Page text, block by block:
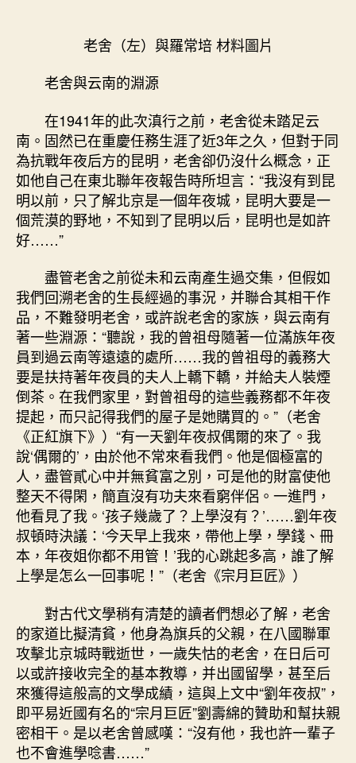
作
家
網〉
中
老舍（左）與羅常培 材料圖片
老舍與云南的淵源
在1941年的此次滇行之前，老舍從未踏足云
南。固然已在重慶任務生涯了近3年之久，但對于同
為抗戰年夜后方的昆明，老舍卻仍沒什么概念，正
如他自己在東北聯年夜報告時所坦言：“我沒有到昆
明以前，只了解北京是一個年夜城，昆明大要是一
個荒漠的野地，不知到了昆明以后，昆明也是如許
好……”
盡管老舍之前從未和云南產生過交集，但假如
我們回溯老舍的生長經過的事況，并聯合其相干作
品，不難發明老舍，或許說老舍的家族，與云南有
著一些淵源：“聽說，我的曾祖母隨著一位滿族年夜
員到過云南等遠遠的處所……我的曾祖母的義務大
要是扶持著年夜員的夫人上轎下轎，并給夫人裝煙
倒茶。在我們家里，對曾祖母的這些義務都不年夜
提起，而只記得我們的屋子是她購買的。”（老舍
《正紅旗下》）“有一天劉年夜叔偶爾的來了。我
說‘偶爾的’，由於他不常來看我們。他是個極富的
人，盡管貳心中并無貧富之別，可是他的財富使他
整天不得閑，簡直沒有功夫來看窮伴侶。一進門，
他看見了我。‘孩子幾歲了？上學沒有？’……劉年夜
叔頓時決議：‘今天早上我來，帶他上學，學錢、冊
本，年夜姐你都不用管！’我的心跳起多高，誰了解
上學是怎么一回事呢！”（老舍《宗月巨匠》）
對古代文學稍有清楚的讀者們想必了解，老舍
的家道比擬清貧，他身為旗兵的父親，在八國聯軍
攻擊北京城時戰逝世，一歲失怙的老舍，在日后可
以或許接收完全的基本教導，并出國留學，甚至后
來獲得這般高的文學成績，這與上文中“劉年夜叔”，
即平易近國有名的“宗月巨匠”劉壽綿的贊助和幫扶親
密相干。是以老舍曾感嘆：“沒有他，我也許一輩子
也不會進學唸書……”